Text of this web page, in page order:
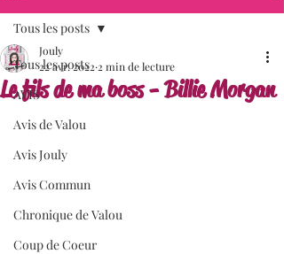
Tous les posts
AVIS
Avis de Valou
Avis Jouly
Avis Commun
Chronique de Valou
Coup de Coeur
Tous les posts
Le fils de ma boss - Billie Morgan
Jouly
22 avr. 2022 2 min de lecture